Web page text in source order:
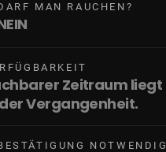
MAN RAUCHEN?
Zeitraum liegt
Vergangenheit.
NOTWENDIG